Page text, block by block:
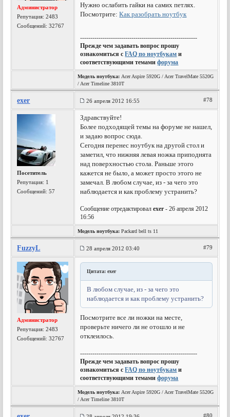
Администратор
Репутация:2483
Сообщений: 32767
Нужно ослабить гайки на самих петлях.
Посмотрите:Как разобрать ноутбук
---------------------------------------------------------
Прежде чем задавать вопрос прошу
ознакомиться сFAQ по ноутбукам и
соответствующими темамифорума
Модель ноутбука: Acer Aspire 5920G / Acer TravelMate 5520G
/ Acer Timeline 3810T
exer 26 апреля 2012 16:55 #78
Посетитель
Репутация: 1
Сообщений: 57
Здравствуйте!
Более подходящей темы на форуме не нашел,
и задаю вопрос сюда.
Сегодня перенес ноутбук на другой стол и
заметил, что нижняя левая ножка приподнята
над поверхностью стола. Раньше этого
кажется не было, а может просто этого не
замечал. В любом случае, из - за чего это
наблюдается и как проблему устранить?
Сообщение отредактировалexer - 26 апреля 2012
16:56
Модель ноутбука: Packard bell ts 11
FuzzyL 28 апреля 2012 03:40 #79
Администратор
Репутация:2483
Сообщений: 32767
Цитата: exer
В любом случае, из - за чего это
наблюдается и как проблему устранить?
Посмотрите все ли ножки на месте,
проверьте ничего ли не отошло и не
отклеилось.
---------------------------------------------------------
Прежде чем задавать вопрос прошу
ознакомиться сFAQ по ноутбукам и
соответствующими темамифорума
Модель ноутбука: Acer Aspire 5920G / Acer TravelMate 5520G
/ Acer Timeline 3810T
#80